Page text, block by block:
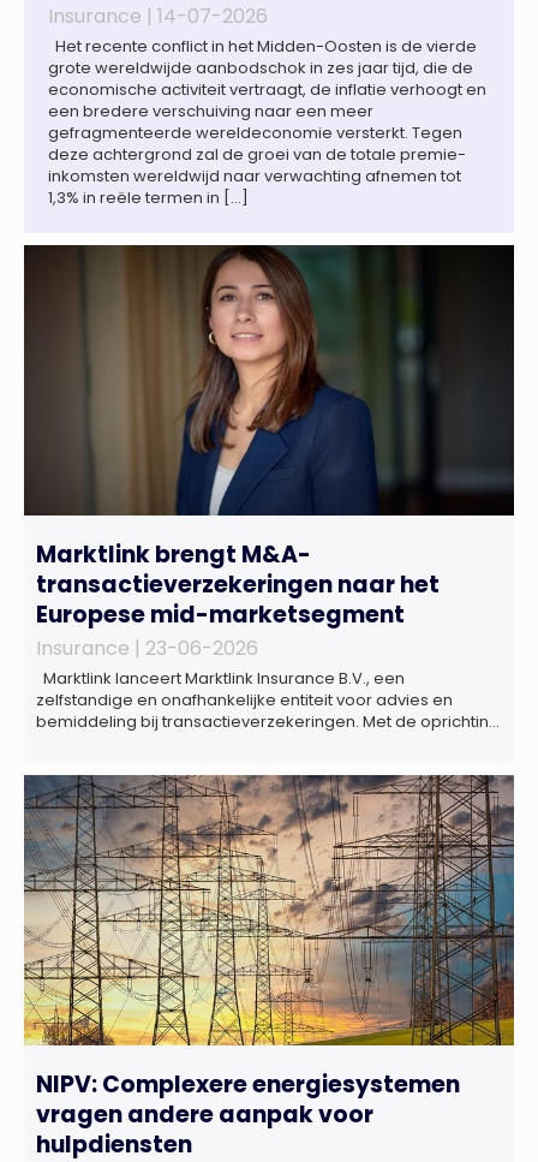
Insurance | 14-07-2026
Het recente conflict in het Midden-Oosten is de vierde
grote wereldwijde aanbodschok in zes jaar tijd, die de
economische activiteit vertraagt, de inflatie verhoogt en
een bredere verschuiving naar een meer
gefragmenteerde wereldeconomie versterkt. Tegen
deze achtergrond zal de groei van de totale premie-
inkomsten wereldwijd naar verwachting afnemen tot
1,3% in reële termen in […]
Marktlink brengt M&A-
transactieverzekeringen naar het
Europese mid-marketsegment
Insurance | 23-06-2026
Marktlink lanceert Marktlink Insurance B.V., een
zelfstandige en onafhankelijke entiteit voor advies en
bemiddeling bij transactieverzekeringen. Met de oprichting
overnames verder uit. Naast M&A-advies kunnen
ondernemers, investeerders en dealteams vanaf nu ook
terecht voor ondersteuning op het gebied […]
NIPV: Complexere energiesystemen
vragen andere aanpak voor
hulpdiensten